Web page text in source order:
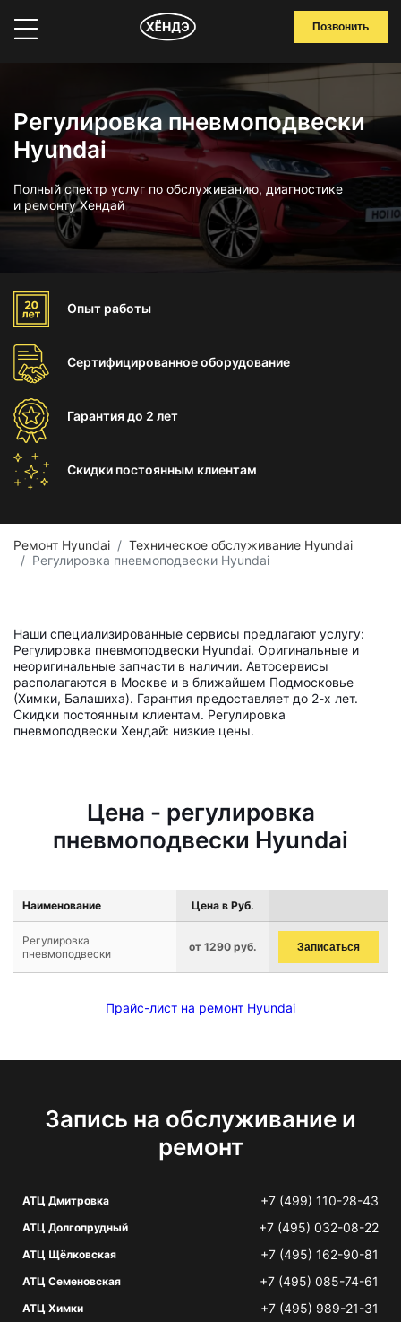
Позвонить
Регулировка пневмоподвески
Hyundai
Полный спектр услуг по обслуживанию, диагностике
и ремонту Хендай
Опыт работы
Сертифицированноеоборудование
Гарантиядо 2 лет
Скидки постоянным клиентам
Ремонт Hyundai
Техническое обслуживание Hyundai
Регулировка пневмоподвески Hyundai
Наши специализированные сервисы предлагают услугу:
Регулировка пневмоподвески Hyundai. Оригинальные и
неоригинальные запчасти в наличии. Автосервисы
располагаются в Москве и в ближайшем Подмосковье
(Химки, Балашиха). Гарантия предоставляет до 2-х лет.
Скидки постоянным клиентам. Регулировка
пневмоподвески Хендай: низкие цены.
Цена - регулировка
пневмоподвески Hyundai
Наименование Цена в Руб.
Регулировка
пневмоподвески
от 1290 руб. Записаться
Прайс-лист на ремонт Hyundai
Запись на обслуживание и
ремонт
АТЦ Дмитровка +7 (499) 110-28-43
АТЦ Долгопрудный +7 (495) 032-08-22
АТЦ Щёлковская +7 (495) 162-90-81
АТЦ Семеновская +7 (495) 085-74-61
АТЦ Химки +7 (495) 989-21-31